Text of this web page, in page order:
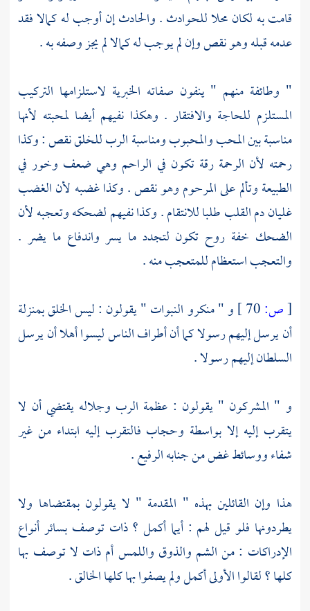
قامت به لكان محلا للحوادث . والحادث إن أوجب له كمالا فقد
عدمه قبله وهو نقص وإن لم يوجب له كمالا لم يجز وصفه به .
" وطائفة منهم " ينفون صفاته الخبرية لاستلزامها التركيب
المستلزم للحاجة والافتقار . وهكذا نفيهم أيضا لمحبته لأنها
مناسبة بين المحب والمحبوب ومناسبة الرب للخلق نقص : وكذا
رحمته لأن الرحمة رقة تكون في الراحم وهي ضعف وخور في
الطبيعة وتألم على المرحوم وهو نقص . وكذا غضبه لأن الغضب
غليان دم القلب طلبا للانتقام . وكذا نفيهم لضحكه وتعجبه لأن
الضحك خفة روح تكون لتجدد ما يسر واندفاع ما يضر .
والتعجب استعظام للمتعجب منه .
[ص:
و " منكرو النبوات " يقولون : ليس الخلق بمنزلة
أن يرسل إليهم رسولا كما أن أطراف الناس ليسوا أهلا أن يرسل
السلطان إليهم رسولا .
و " المشركون " يقولون : عظمة الرب وجلاله يقتضي أن لا
يتقرب إليه إلا بواسطة وحجاب فالتقرب إليه ابتداء من غير
شفاء ووسائط غض من جنابه الرفيع .
هذا وإن القائلين بهذه " المقدمة " لا يقولون بمقتضاها ولا
يطردونها فلو قيل لهم : أيما أكمل ؟ ذات توصف بسائر أنواع
الإدراكات : من الشم والذوق واللمس أم ذات لا توصف بها
كلها ؟ لقالوا الأولى أكمل ولم يصفوا بها كلها الخالق .